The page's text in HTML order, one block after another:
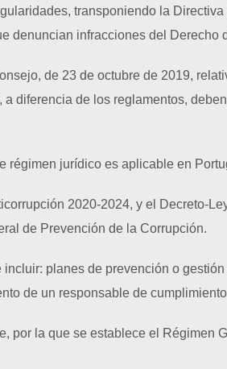
transponiendo la
denuncian infracciones del Derecho
de 23 de octubre de 2019,
diferencia de los reglamentos,
régimen jurídico es aplicable en
2020-2024, y el Decreto-
de Prevención de la Corrupción.
planes de prevención o
de un responsable de
por la que se establece el Régimen